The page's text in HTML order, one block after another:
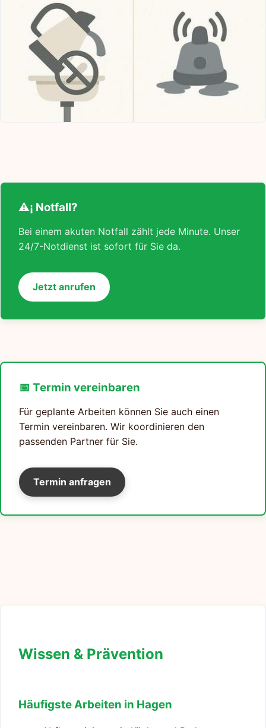
⚠¡ Notfall?
Bei einem akuten Notfall zählt jede Minute. Unser
24/7-Notdienst ist sofort für Sie da.
Jetzt anrufen
📅 Termin vereinbaren
Für geplante Arbeiten können Sie auch einen
Termin vereinbaren. Wir koordinieren den
passenden Partner für Sie.
Termin anfragen
Wissen & Prävention
Häufigste Arbeiten in Hagen